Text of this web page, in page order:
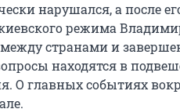
нарушался, а после
режима
странами и
находятся в
О главных событиях